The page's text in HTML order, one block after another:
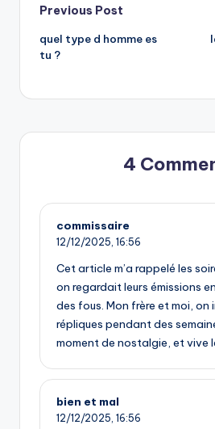
Post
navigation
Previous Post
quel type d homme es
tu ?
4
commissaire
12/12/2025, 16:56
Cet article m’a rappelé les
on regardait leurs émissions
des fous. Mon frère et moi, on
répliques pendant des
moment de nostalgie, et vive
bien et mal
12/12/2025, 16:56